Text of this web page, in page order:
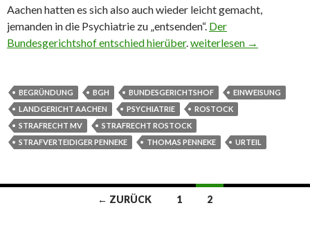
Aachen hatten es sich also auch wieder leicht gemacht,
jemanden in die Psychiatrie zu „entsenden“. Der
Bundesgerichtshof entschied hierüber.Einweisung Psychiatrie:
weiterlesen →
BEGRÜNDUNG BGH BUNDESGERICHTSHOF
EINWEISUNG
LANDGERICHT AACHEN
PSYCHIATRIE
ROSTOCK
STRAFRECHT MV
STRAFRECHT ROSTOCK
STRAFVERTEIDIGER PENNEKE
THOMAS PENNEKE URTEIL
← ZURÜCK 1 2